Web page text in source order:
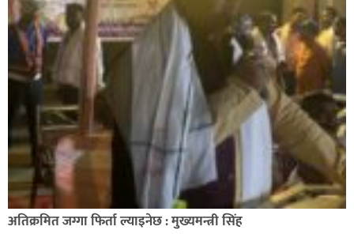
अतिक्रमित जग्गा फिर्ता ल्याइनेछ : मुख्यमन्त्री सिंह